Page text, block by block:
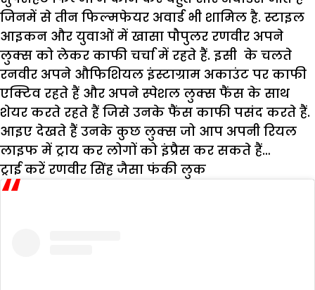
जिनमें से तीन फिल्मफेयर अवार्ड भी शामिल है. स्टाइल
आइकन और युवाओं में खासा पौपुलर रणवीर अपने
लुक्स को लेकर काफी चर्चा में रहते हैं. इसी के चलते
रनवीर अपने औफिशियल इंस्टाग्राम अकाउंट पर काफी
एक्टिव रहते हैं और अपने स्पेशल लुक्स फैंस के साथ
शेयर करते रहते हैं जिसे उनके फैंस काफी पसंद करते हैं.
आइए देखते हैं उनके कुछ लुक्स जो आप अपनी रियल
लाइफ में ट्राय कर लोगों को इंप्रैस कर सकते हैं…
ट्राई करें रणवीर सिंह जैसा फंकी लुक